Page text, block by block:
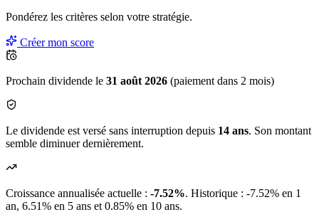
Pondérez les critères selon votre stratégie.
Créer mon score
Prochain dividende le 31 août 2026 (paiement dans 2 mois)
Le dividende est versé sans interruption depuis 14 ans. Son montant
semble diminuer dernièrement.
Croissance annualisée actuelle : -7.52%. Historique : -7.52% en 1
an, 6.51% en 5 ans et 0.85% en 10 ans.